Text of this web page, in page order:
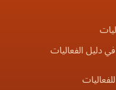
دليل الفعاليات